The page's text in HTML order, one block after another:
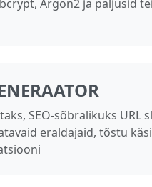
bcrypt, Argon2 ja paljusid
SEO-sõbralikuks URL
eraldajaid, tõstu